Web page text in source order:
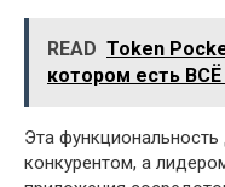
READ Token
котором есть
Эта функциональность
конкурентом, а